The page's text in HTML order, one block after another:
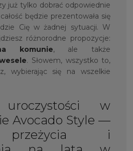
już tylko dobrać odpowiednie
będzie prezentowała się
Cię w żadnej sytuacji. W
różnorodne propozycje:
komunie, ale także
. Słowem, wszystko to,
wybierając się na wszelkie
uroczystości w
Avocado Style —
i